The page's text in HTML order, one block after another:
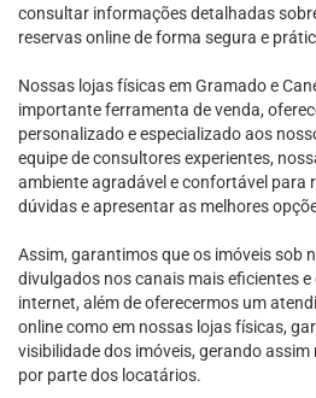
consultar informações detalhadas
reservas online de forma segura e
Nossas lojas físicas em Gramado e
importante ferramenta de venda,
personalizado e especializado aos
equipe de consultores experientes,
ambiente agradável e confortável para
dúvidas e apresentar as melhores
Assim, garantimos que os imóveis sob
divulgados nos canais mais eficientes
internet, além de oferecermos um
online como em nossas lojas físicas,
visibilidade dos imóveis, gerando
por parte dos locatários.